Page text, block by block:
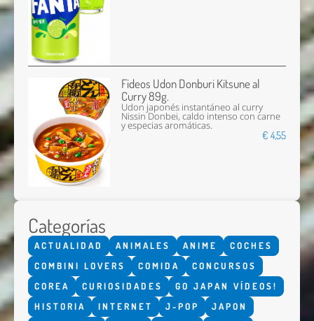
Fideos Udon Donburi Kitsune al
Curry 89g.
Udon japonés instantáneo al curry
Nissin Donbei, caldo intenso con carne
y especias aromáticas.
€ 4,55
Categorías
ACTUALIDAD ANIMALES ANIME
COCHES
COMBINI LOVERS
COMIDA
CONCURSOS
COREA
CURIOSIDADES
GO JAPAN VÍDEOS!
HISTORIA
INTERNET J-POP
JAPON